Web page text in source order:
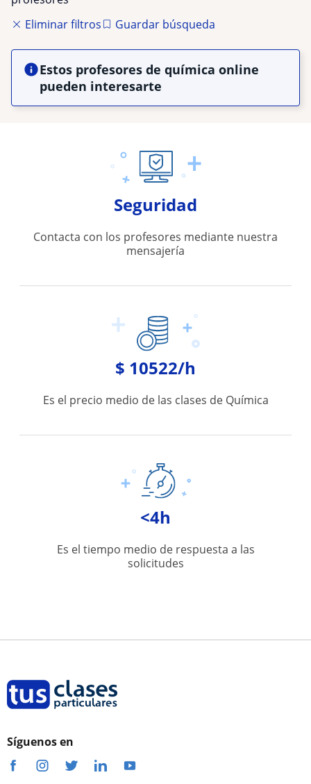
Eliminar filtros
Guardar búsqueda
Estos profesores de química online
pueden interesarte
Seguridad
Contacta con los profesores mediante nuestra
mensajería
$ 10522/h
Es el precio medio de las clases de Química
<4h
Es el tiempo medio de respuesta a las
solicitudes
Síguenos en